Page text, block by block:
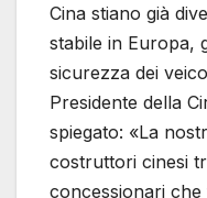
Cina stiano già
stabile in Europa,
sicurezza dei
Presidente della
spiegato: «La
costruttori cinesi
concessionari che